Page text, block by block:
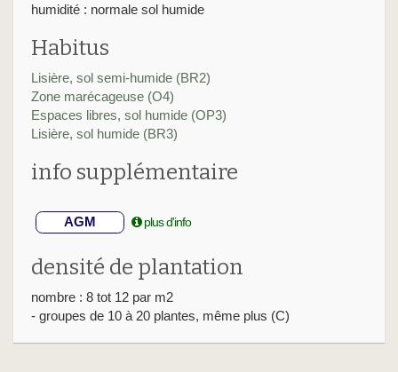
humidité : normale sol humide
Habitus
Lisière, sol semi-humide (BR2)
Zone marécageuse (O4)
Espaces libres, sol humide (OP3)
Lisière, sol humide (BR3)
info supplémentaire
AGM plus d'info
densité de plantation
nombre : 8 tot 12 par m2
- groupes de 10 à 20 plantes, même plus (C)